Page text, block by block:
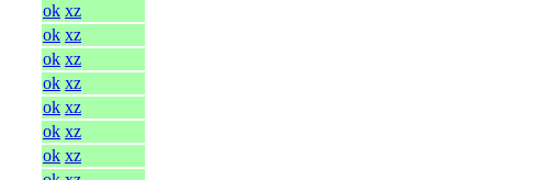
ok xz
ok xz
ok xz
ok xz
ok xz
ok xz
ok xz